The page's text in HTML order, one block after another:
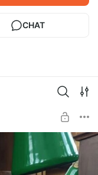
CHAT